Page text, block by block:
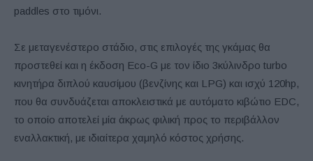
paddles στο τιμόνι.
Σε μεταγενέστερο στάδιο, στις επιλογές της γκάμας θα
προστεθεί και η έκδοση Eco-G με τον ίδιο 3κύλινδρο turbo
κινητήρα διπλού καυσίμου (βενζίνης και LPG) και ισχύ 120hp,
που θα συνδυάζεται αποκλειστικά με αυτόματο κιβώτιο EDC,
το οποίο αποτελεί μία άκρως φιλική προς το περιβάλλον
εναλλακτική, με ιδιαίτερα χαμηλό κόστος χρήσης.